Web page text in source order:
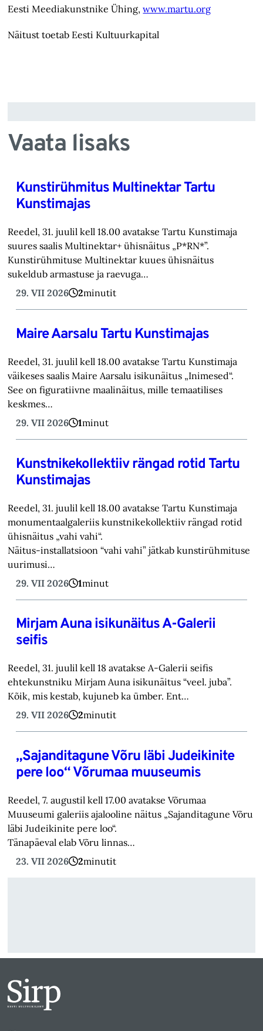
Eesti Meediakunstnike Ühing,www.martu.org
Näitust toetab Eesti Kultuurkapital
Vaata lisaks
Kunstirühmitus Multinektar Tartu
Kunstimajas
Reedel, 31. juulil kell 18.00 avatakse Tartu Kunstimaja
suures saalis Multinektar+ ühisnäitus „P*RN*”.
Kunstirühmituse Multinektar kuues ühisnäitus
sukeldub armastuse ja raevuga…
29. VII 2026
2minutit
Maire Aarsalu Tartu Kunstimajas
Reedel, 31. juulil kell 18.00 avatakse Tartu Kunstimaja
väikeses saalis Maire Aarsalu isikunäitus „Inimesed“.
See on figuratiivne maalinäitus, mille temaatilises
keskmes…
29. VII 2026
1minut
Kunstnikekollektiiv rängad rotid Tartu
Kunstimajas
Reedel, 31. juulil kell 18.00 avatakse Tartu Kunstimaja
monumentaalgaleriis kunstnikekollektiiv rängad rotid
ühisnäitus „vahi vahi“.
Näitus-installatsioon “vahi vahi” jätkab kunstirühmituse
uurimusi…
29. VII 2026
1minut
Mirjam Auna isikunäitus A-Galerii
seifis
Reedel, 31. juulil kell 18 avatakse A-Galerii seifis
ehtekunstniku Mirjam Auna isikunäitus “veel. juba”.
Kõik, mis kestab, kujuneb ka ümber. Ent…
29. VII 2026
2minutit
„Sajanditagune Võru läbi Judeikinite
pere loo“ Võrumaa muuseumis
Reedel, 7. augustil kell 17.00 avatakse Võrumaa
Muuseumi galeriis ajalooline näitus „Sajanditagune Võru
läbi Judeikinite pere loo“.
Tänapäeval elab Võru linnas…
23. VII 2026
2minutit